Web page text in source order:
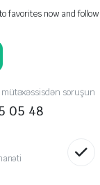
favorites now and
mütəxəssisdən soruşun
05 48